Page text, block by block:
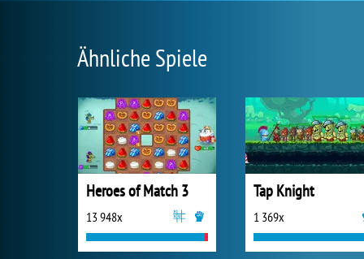
Ähnliche Spiele
Heroes of Match 3
13 948x
Tap Knight
1 369x